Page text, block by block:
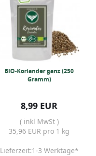
BIO-Koriander ganz (250
Gramm)
8,99 EUR
( inkl MwSt )
35,96 EUR pro 1 kg
Lieferzeit:1-3 Werktage*